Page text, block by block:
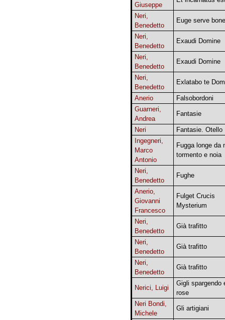
Giuseppe
Neri,
Benedetto
Euge serve bone
Neri,
Benedetto
Exaudi Domine
Neri,
Benedetto
Exaudi Domine
Neri,
Benedetto
Exlatabo te
Anerio
Falsobordoni
Guarneri,
Andrea
Fantasie
Neri
Fantasie. Otello
Ingegneri,
Marco
Antonio
Fugga longe da
tormento e noia
Neri,
Benedetto
Fughe
Anerio,
Giovanni
Francesco
Fulget Crucis
Mysterium
Neri,
Benedetto
Già trafitto
Neri,
Benedetto
Già trafitto
Neri,
Benedetto
Già trafitto
Nerici, Luigi
Gigli spargendo
rose
Neri Bondi,
Michele
Gli artigiani